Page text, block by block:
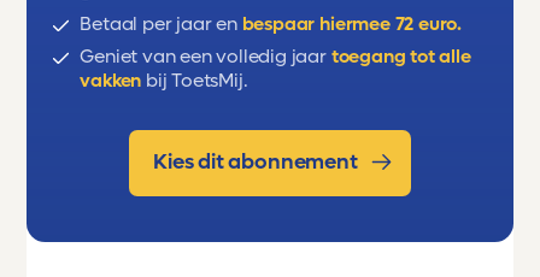
Betaal per jaar en bespaar hiermee 72 euro.
Geniet van een volledig jaar toegang tot alle
vakken bij ToetsMij.
Kies dit abonnement